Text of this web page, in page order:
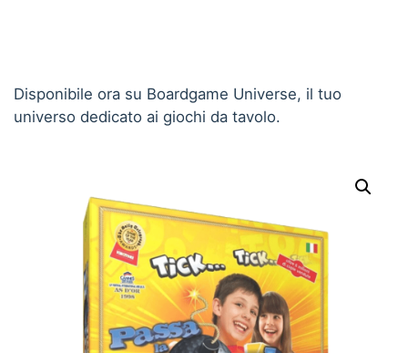
Disponibile ora su Boardgame Universe, il tuo
universo dedicato ai giochi da tavolo.